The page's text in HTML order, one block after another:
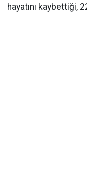
hayatını kaybettiği,